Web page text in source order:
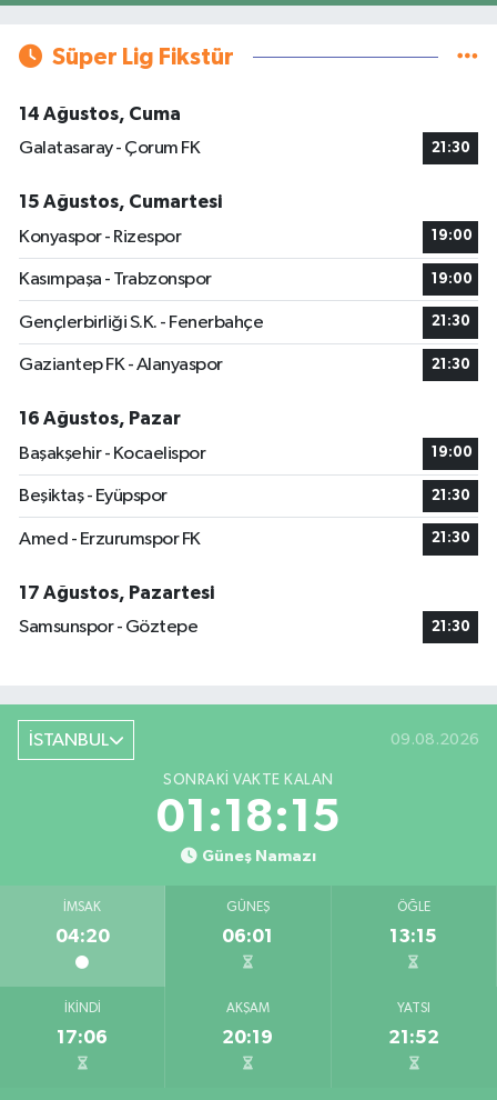
Süper Lig Fikstür
14 Ağustos, Cuma
Galatasaray - Çorum FK
21:30
15 Ağustos, Cumartesi
Konyaspor - Rizespor
19:00
Kasımpaşa - Trabzonspor 19:00
Gençlerbirliği S.K. - Fenerbahçe 21:30
Gaziantep FK - Alanyaspor 21:30
16 Ağustos, Pazar
Başakşehir - Kocaelispor
19:00
Beşiktaş - Eyüpspor 21:30
Amed - Erzurumspor FK 21:30
17 Ağustos, Pazartesi
Samsunspor - Göztepe
21:30
İSTANBUL 09.08.2026
SONRAKI VAKTE KALAN
01:18:14
Güneş Namazı
İMSAK
04:20
GÜNEŞ
06:01
ÖĞLE
13:15
İKINDI
17:06
AKŞAM
20:19
YATSI
21:52